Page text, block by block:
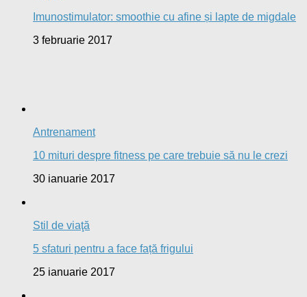
Imunostimulator: smoothie cu afine și lapte de migdale
3 februarie 2017
Antrenament
10 mituri despre fitness pe care trebuie să nu le crezi
30 ianuarie 2017
Stil de viaţă
5 sfaturi pentru a face față frigului
25 ianuarie 2017